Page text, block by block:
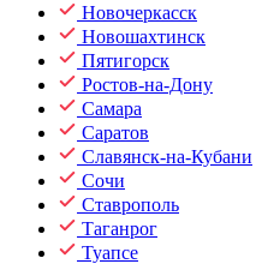
Новочеркасск
Новошахтинск
Пятигорск
Ростов-на-Дону
Самара
Саратов
Славянск-на-Кубани
Сочи
Ставрополь
Таганрог
Туапсе